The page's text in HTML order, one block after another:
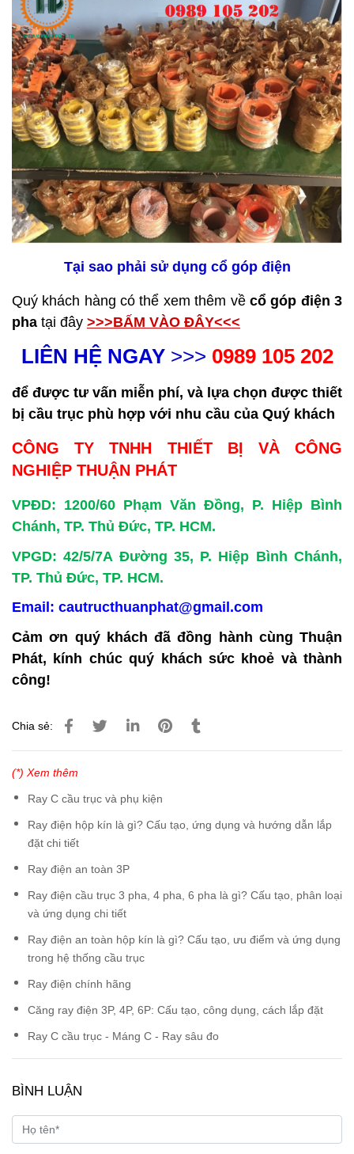
Tại sao phải sử dụng cổ góp điện
Quý khách hàng có thể xem thêm vềcổ góp điện 3
pha tại đây >>>BẤM VÀO ĐÂY<<<
LIÊN HỆ NGAY>>> 0989 105 202
để được tư vấn miễn phí, và lựa chọn được thiết
bị cầu trục phù hợp với nhu cầu của Quý khách
CÔNG TY TNHH THIẾT BỊ VÀ CÔNG
NGHIỆP THUẬN PHÁT
VPĐD: 1200/60 Phạm Văn Đồng, P. Hiệp Bình
Chánh, TP. Thủ Đức, TP. HCM.
VPGD: 42/5/7A Đường 35, P. Hiệp Bình Chánh,
TP. Thủ Đức, TP. HCM.
Email: cautructhuanphat@gmail.com
Cảm ơn quý khách đã đồng hành cùng Thuận
Phát, kính chúc quý khách sức khoẻ và thành
công!
Chia sẻ:
(*) Xem thêm
Ray C cầu trục và phụ kiện
Ray điện hộp kín là gì? Cấu tạo, ứng dụng và hướng dẫn lắp
đặt chi tiết
Ray điện an toàn 3P
Ray điện cầu trục 3 pha, 4 pha, 6 pha là gì? Cấu tạo, phân loại
và ứng dụng chi tiết
Ray điện an toàn hộp kín là gì? Cấu tạo, ưu điểm và ứng dụng
trong hệ thống cầu trục
Ray điện chính hãng
Căng ray điện 3P, 4P, 6P: Cấu tạo, công dụng, cách lắp đặt
Ray C cầu trục - Máng C - Ray sâu đo
BÌNH LUẬN